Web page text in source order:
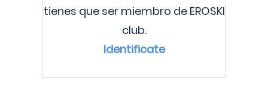
tienes que ser miembro de EROSKI
club.
Identificate